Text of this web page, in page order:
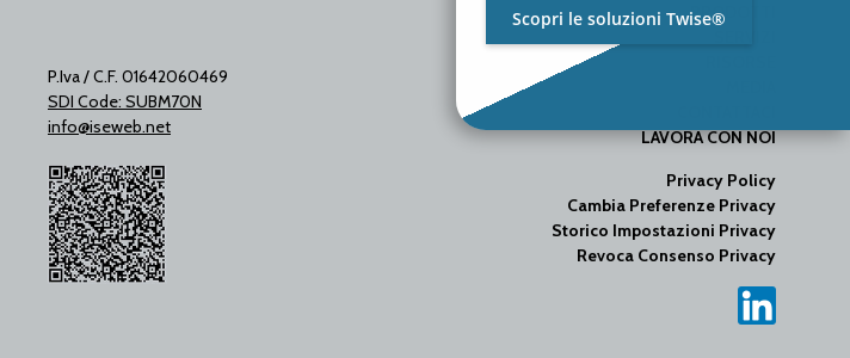
P.Iva / C.F. 01642060469
SDI Code: SUBM70N
info@iseweb.net
PRODOTTI
LAVORA CON NOI
Privacy Policy
Cambia Preferenze Privacy
Storico Impostazioni Privacy
Revoca Consenso Privacy
Scopri le soluzioni Twise®